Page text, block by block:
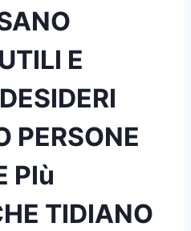
E
PERSONE
PIù
TIDIANO